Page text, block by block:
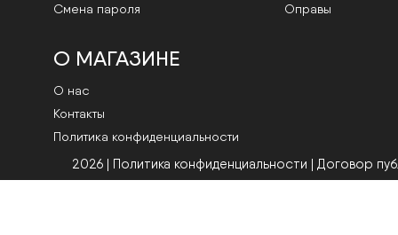
Смена пароля
Оправы
О МАГАЗИНЕ
О нас
Контакты
Политика конфиденциальности
2026 | Политика конфиденциальности | Договор